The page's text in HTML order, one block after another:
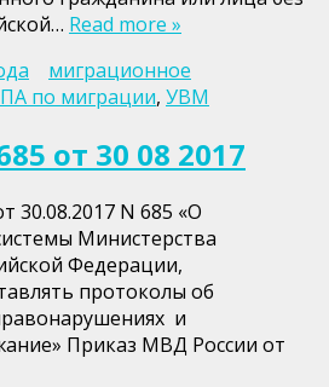
Read more »
миграционное
по миграции, УВМ
от 30 08 2017
30.08.2017 N 685 «О
Министерства
Федерации,
протоколы об
и
Приказ МВД России от